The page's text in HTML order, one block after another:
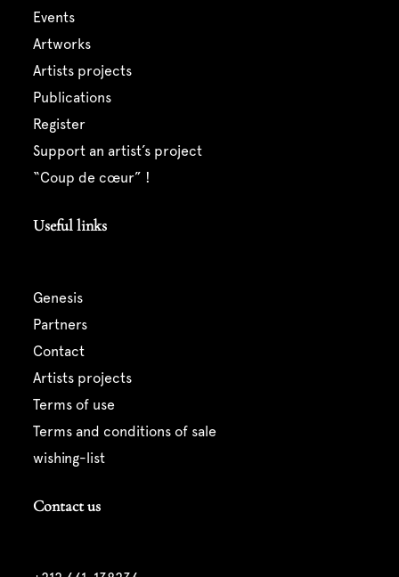
events
artworks
artists projects
publications
register
support an artist’s project
“coup de cœur” !
Useful links
genesis
partners
contact
artists projects
terms of use
terms and conditions of sale
wishing-list
Contact us